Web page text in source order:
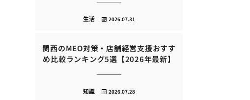
2026.07.31
生活
関西のMEO対策・店舗経営支援おすす
め比較ランキング5選【2026年最新】
2026.07.28
知識